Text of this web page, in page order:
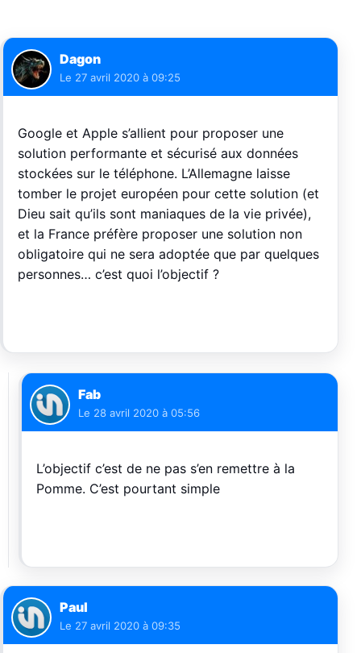
Dagon
Le 27 avril 2020 à 09:25
Google et Apple s’allient pour proposer une
solution performante et sécurisé aux données
stockées sur le téléphone. L’Allemagne laisse
tomber le projet européen pour cette solution (et
Dieu sait qu’ils sont maniaques de la vie privée),
et la France préfère proposer une solution non
obligatoire qui ne sera adoptée que par quelques
personnes… c’est quoi l’objectif ?
Fab
Le 28 avril 2020 à 05:56
L’objectif c’est de ne pas s’en remettre à la
Pomme. C’est pourtant simple
Paul
Le 27 avril 2020 à 09:35